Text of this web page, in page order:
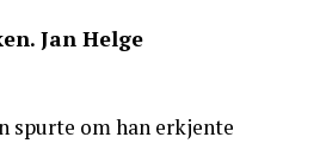
Jan Helge
spurte om han erkjente